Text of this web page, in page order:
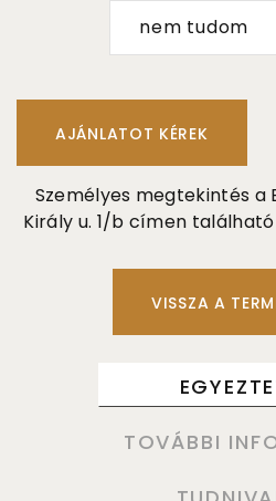
nem tudom
Személyes megtekintés a
Király u. 1/b címen
VISSZA A
TOVÁBBI